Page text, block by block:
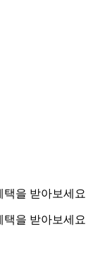
택을 받아보세요
택을 받아보세요